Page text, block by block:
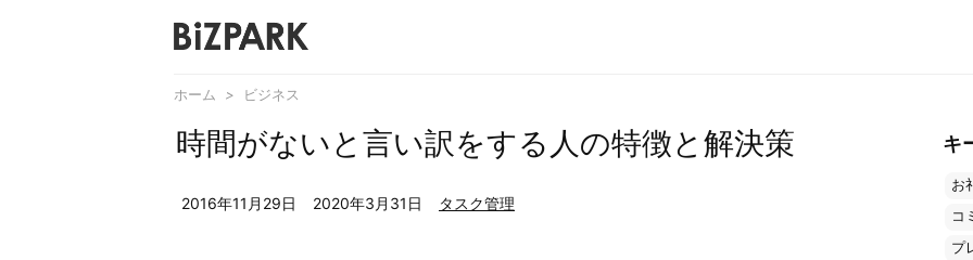
ホーム > ビジネス
時間がないと言い訳をする人の特徴と解決策
2016年11月29日 2020年3月31日 タスク管理
キ
お
コ
プ